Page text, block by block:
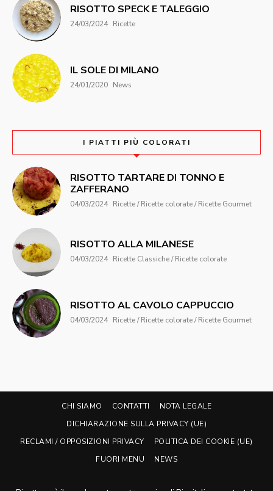
RISOTTO SPECK E TALEGGIO
24/03/2024 Ricette
IL SOLE DI MILANO
24/01/2020 News
I PIATTI PIÙ COLORATI
RISOTTO TARTARE DI TONNO E
ZAFFERANO
04/03/2024 Ricette / Ricette colorate / Ricette Gourmet
RISOTTO ALLA MILANESE
04/03/2024 Ricette Classiche / Ricette colorate
RISOTTO AL CAVOLO CAPPUCCIO
04/03/2024 Ricette / Ricette colorate / Ricette Gourmet
CHI SIAMO CONTATTI
NOTA LEGALE
DICHIARAZIONE SULLA PRIVACY (UE)
RECLAMI / OPPOSIZIONI PRIVACY
POLITICA DEI COOKIE (UE)
FUORI MENU
NEWS